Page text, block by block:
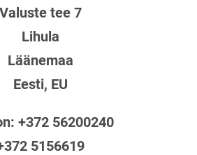
Valuste tee 7
Lihula
Läänemaa
Eesti, EU
+372 56200240
5156619